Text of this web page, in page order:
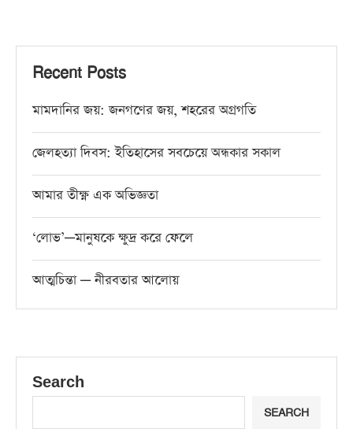
Recent Posts
মামদানির জয়: জনগণের জয়, শহরের অগ্রগতি
জেলহত্যা দিবস: ইতিহাসের সবচেয়ে অন্ধকার সকাল
আমার তীক্ষ্ণ এক অভিজ্ঞতা
‘লোভ’—মানুষকে ক্ষুদ্র করে ফেলে
আত্মচিন্তা — নীরবতার আলোয়
Search
SEARCH